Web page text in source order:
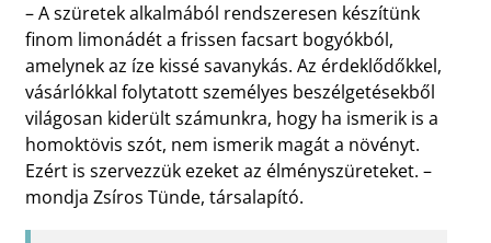
– A szüretek alkalmából rendszeresen készítünk
finom limonádét a frissen facsart bogyókból,
amelynek az íze kissé savanykás. Az érdeklődőkkel,
vásárlókkal folytatott személyes beszélgetésekből
világosan kiderült számunkra, hogy ha ismerik is a
homoktövis szót, nem ismerik magát a növényt.
Ezért is szervezzük ezeket az élményszüreteket. –
mondja Zsíros Tünde, társalapító.